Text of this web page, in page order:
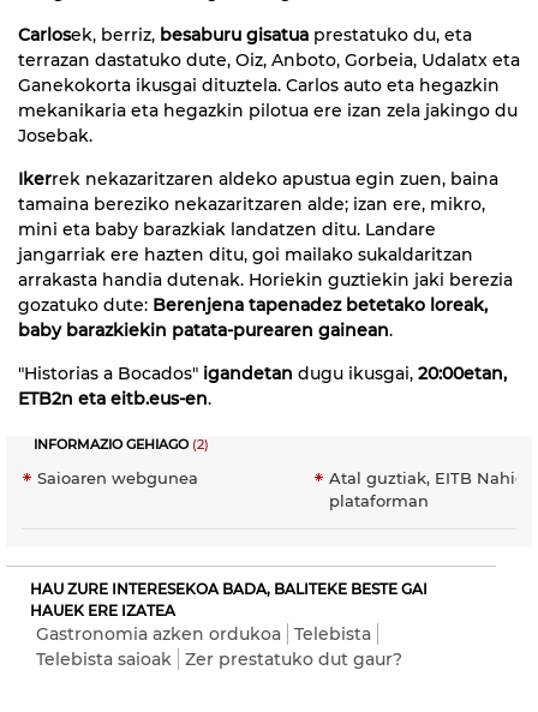
Carlosek, berriz, besaburu gisatua prestatuko du, eta
terrazan dastatuko dute, Oiz, Anboto, Gorbeia, Udalatx eta
Ganekokorta ikusgai dituztela. Carlos auto eta hegazkin
mekanikaria eta hegazkin pilotua ere izan zela jakingo du
Josebak.
Ikerrek nekazaritzaren aldeko apustua egin zuen, baina
tamaina bereziko nekazaritzaren alde; izan ere, mikro,
mini eta baby barazkiak landatzen ditu. Landare
jangarriak ere hazten ditu, goi mailako sukaldaritzan
arrakasta handia dutenak. Horiekin guztiekin jaki berezia
gozatuko dute: Berenjena tapenadez betetako loreak,
baby barazkiekin patata-purearen gainean.
"Historias a Bocados" igandetan dugu ikusgai, 20:00etan,
ETB2n eta eitb.eus-en.
INFORMAZIO GEHIAGO(2)
Saioaren webgunea
Atal guztiak, EITB
plataforman
HAU ZURE INTERESEKOA BADA, BALITEKE BESTE GAI
HAUEK ERE IZATEA
Gastronomia azken ordukoa
Telebista
Telebista saioak
Zer prestatuko dut gaur?